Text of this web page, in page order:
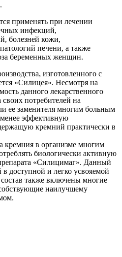
применять при лечении
инфекций,
болезней кожи,
печени, а также
беременных женщин.
изготовленного с
«Силицея». Несмотря на
данного лекарственного
потребителей на
ее заменителя многим больным
менее эффективную
кремний практически в
кремния в организме многим
биологически активную
«Силицимаг». Данный
доступной и легко усвояемой
также включены многие
наилучшему